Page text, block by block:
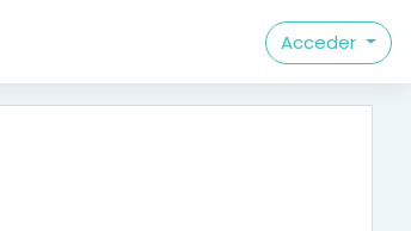
Acceder